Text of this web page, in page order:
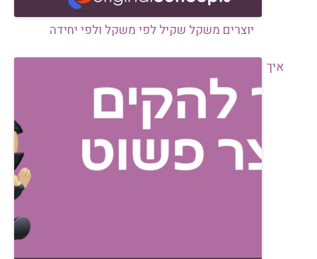
יוצרים משקל שקיל לפי משקל ולפי יחידה
איך